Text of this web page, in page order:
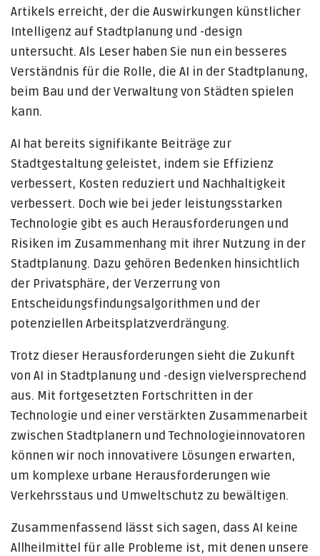
Artikels erreicht, der die Auswirkungen künstlicher
Intelligenz auf Stadtplanung und -design
untersucht. Als Leser haben Sie nun ein besseres
Verständnis für die Rolle, die AI in der Stadtplanung,
beim Bau und der Verwaltung von Städten spielen
kann.
AI hat bereits signifikante Beiträge zur
Stadtgestaltung geleistet, indem sie Effizienz
verbessert, Kosten reduziert und Nachhaltigkeit
verbessert. Doch wie bei jeder leistungsstarken
Technologie gibt es auch Herausforderungen und
Risiken im Zusammenhang mit ihrer Nutzung in der
Stadtplanung. Dazu gehören Bedenken hinsichtlich
der Privatsphäre, der Verzerrung von
Entscheidungsfindungsalgorithmen und der
potenziellen Arbeitsplatzverdrängung.
Trotz dieser Herausforderungen sieht die Zukunft
von AI in Stadtplanung und -design vielversprechend
aus. Mit fortgesetzten Fortschritten in der
Technologie und einer verstärkten Zusammenarbeit
zwischen Stadtplanern und Technologieinnovatoren
können wir noch innovativere Lösungen erwarten,
um komplexe urbane Herausforderungen wie
Verkehrsstaus und Umweltschutz zu bewältigen.
Zusammenfassend lässt sich sagen, dass AI keine
Allheilmittel für alle Probleme ist, mit denen unsere